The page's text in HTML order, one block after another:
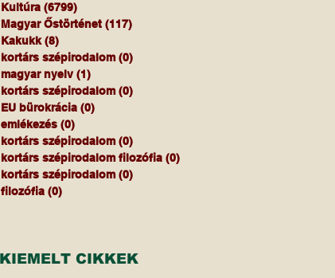
Kultúra (6799)
Magyar Őstörténet (117)
Kakukk (8)
kortárs szépirodalom (0)
magyar nyelv (1)
kortárs szépirodalom (0)
EU bürokrácia (0)
emlékezés (0)
kortárs szépirodalom (0)
kortárs szépirodalom filozófia (0)
kortárs szépirodalom (0)
filozófia (0)
KIEMELT CIKKEK